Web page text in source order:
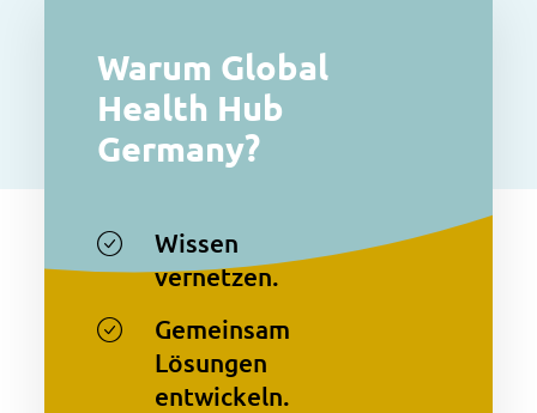
Warum Global
Health Hub
Germany?
Wissen
vernetzen.
Gemeinsam
Lösungen
entwickeln.